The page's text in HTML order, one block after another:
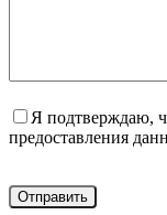
Я подтверждаю,
предоставления